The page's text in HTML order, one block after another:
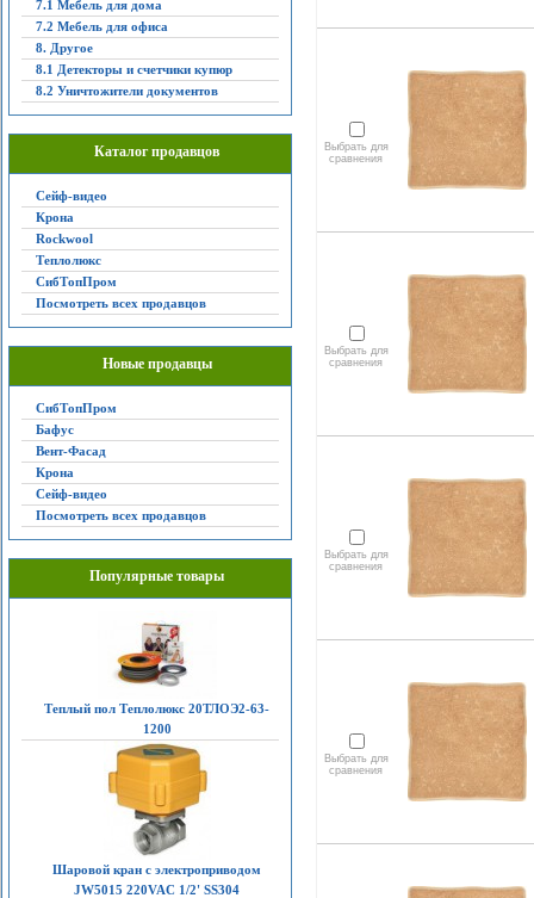
7.1 Мебель для дома
7.2 Мебель для офиса
8. Другое
8.1 Детекторы и счетчики купюр
8.2 Уничтожители документов
Каталог продавцов
Сейф-видео
Крона
Rockwool
Теплолюкс
СибТопПром
Посмотреть всех продавцов
Новые продавцы
СибТопПром
Бафус
Вент-Фасад
Крона
Сейф-видео
Посмотреть всех продавцов
Популярные товары
Теплый пол Теплолюкс 20ТЛОЭ2-63-
1200
Шаровой кран с электроприводом
JW5015 220VAC 1/2' SS304
Выбрать для
сравнения
Выбрать для
сравнения
Выбрать для
сравнения
Выбрать для
сравнения